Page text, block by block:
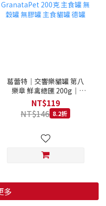
葛蕾特｜交響樂貓罐 第八
樂章 鮮禽總匯 200g｜
GranataPet 200克 主食罐
無穀罐 無膠罐 主食貓罐 德
罐
NT$119
NT$146 8.2折
多